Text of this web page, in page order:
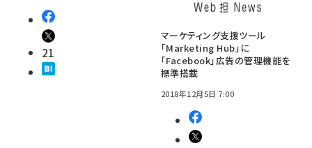
21
マーケティング支援ツール
「Marketing Hub」に
「Facebook」広告の管理機能を
標準搭載
2018年12月5日 7:00